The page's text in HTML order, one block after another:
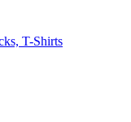
T-Shirts